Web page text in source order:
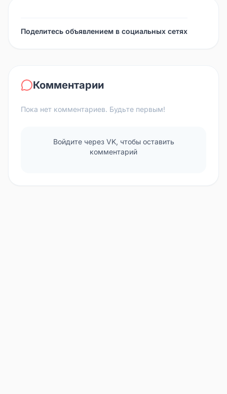
Поделитесь объявлением в социальных сетях
Комментарии
Пока нет комментариев. Будьте первым!
Войдите через VK, чтобы оставить
комментарий